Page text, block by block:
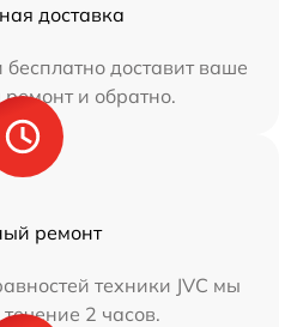
доставка
доставит ваше
ремонт и обратно.
ремонт
техники JVC мы
2 часов.